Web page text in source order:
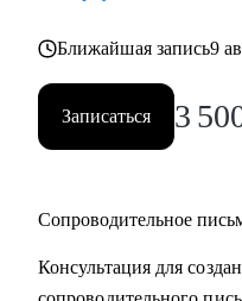
Ближайшая запись9
Записаться 3
Сопроводительное
Консультация для